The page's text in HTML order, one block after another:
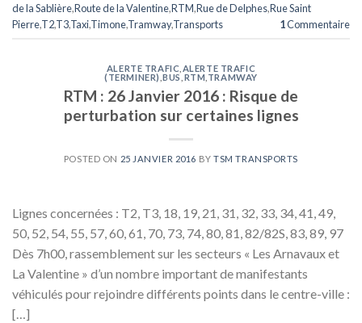
de la Sablière,Route de la Valentine,RTM,Rue de Delphes,Rue Saint
Pierre,T2,T3,Taxi,Timone,Tramway,Transports 1Commentaire
ALERTE TRAFIC ALERTE TRAFIC
(TERMINER) ,BUS RTM TRAMWAY
RTM : 26 Janvier 2016 : Risque de
perturbation sur certaines lignes
POSTED ON 25 JANVIER 2016 BYTSM TRANSPORTS
Lignes concernées : T2, T3, 18, 19, 21, 31, 32, 33, 34, 41, 49,
50, 52, 54, 55, 57, 60, 61, 70, 73, 74, 80, 81, 82/82S, 83, 89, 97
Dès 7h00, rassemblement sur les secteurs « Les Arnavaux et
La Valentine » d’un nombre important de manifestants
véhiculés pour rejoindre différents points dans le centre-ville :
[…]